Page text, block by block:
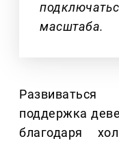
масштаба.
поддержка
благодаря